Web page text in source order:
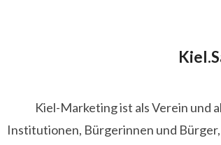
Kiel-Marketing ist als Verein und
Institutionen, Bürgerinnen und